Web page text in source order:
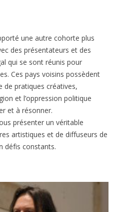
une autre cohorte plus
des présentateurs et des
qui se sont réunis pour
Ces pays voisins possèdent
de pratiques créatives,
et l’oppression politique
et à résonner.
présenter un véritable
artistiques et de diffuseurs de
défis constants.